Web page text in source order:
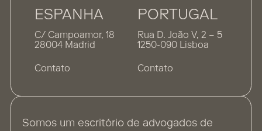
ESPANHA
C/ Campoamor, 18
28004 Madrid
Contato
PORTUGAL
Rua D. João V, 2 – 5
1250-090 Lisboa
Contato
Somos um escritório de advogados de